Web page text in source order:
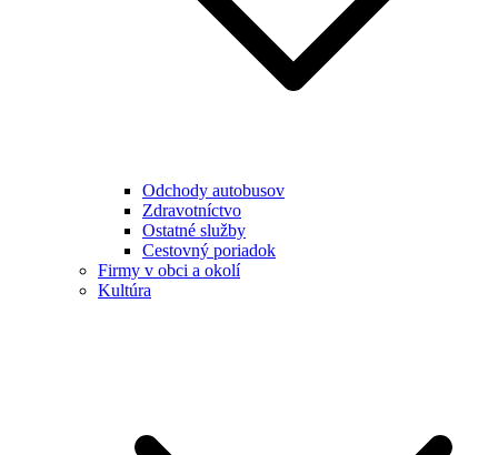
Odchody autobusov
Zdravotníctvo
Ostatné služby
Cestovný poriadok
Firmy v obci a okolí
Kultúra